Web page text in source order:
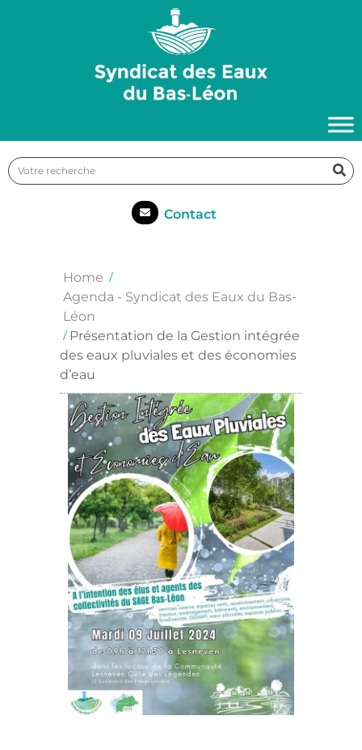
Contact
Home
Agenda - Syndicat des Eaux du Bas-
Léon
Présentation de la Gestion intégrée
des eaux pluviales et des économies
d’eau